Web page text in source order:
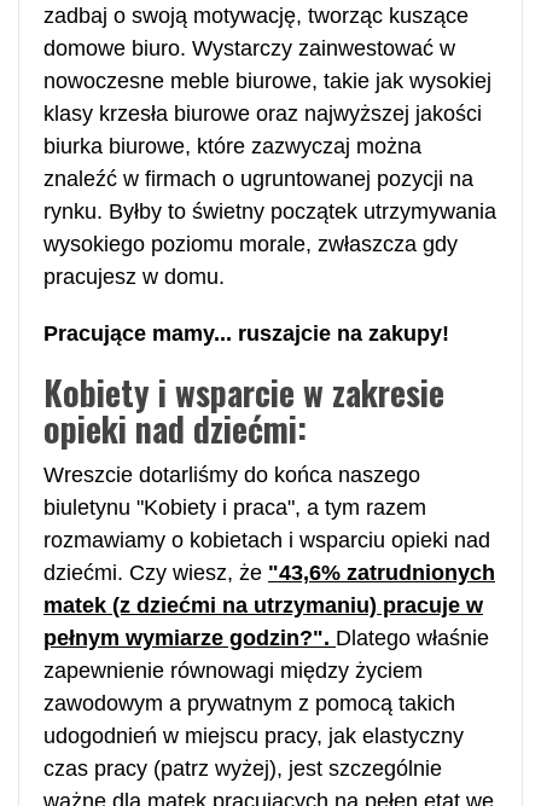
zadbaj o swoją motywację, tworząc kuszące
domowe biuro. Wystarczy zainwestować w
nowoczesne meble biurowe, takie jak wysokiej
klasy krzesła biurowe oraz najwyższej jakości
biurka biurowe, które zazwyczaj można
znaleźć w firmach o ugruntowanej pozycji na
rynku. Byłby to świetny początek utrzymywania
wysokiego poziomu morale, zwłaszcza gdy
pracujesz w domu.
Pracujące mamy... ruszajcie na zakupy!
Kobiety i wsparcie w zakresie
opieki nad dziećmi:
Wreszcie dotarliśmy do końca naszego
biuletynu "Kobiety i praca", a tym razem
rozmawiamy o kobietach i wsparciu opieki nad
dziećmi. Czy wiesz, że "43,6% zatrudnionych
matek (z dziećmi na utrzymaniu) pracuje w
pełnym wymiarze godzin?". Dlatego właśnie
zapewnienie równowagi między życiem
zawodowym a prywatnym z pomocą takich
udogodnień w miejscu pracy, jak elastyczny
czas pracy (patrz wyżej), jest szczególnie
ważne dla matek pracujących na pełen etat we